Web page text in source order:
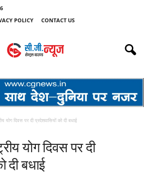
POLICY CONTACT US
योग दिवस पर दी प्रदेशवासियों को दी बधाई
योग दिवस पर दी
दी बधाई